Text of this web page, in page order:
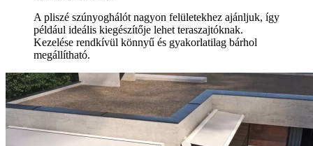
A pliszé szúnyoghálót nagyon felületekhez ajánljuk, így
például ideális kiegészítője lehet teraszajtóknak.
Kezelése rendkívül könnyű és gyakorlatilag bárhol
megállítható.